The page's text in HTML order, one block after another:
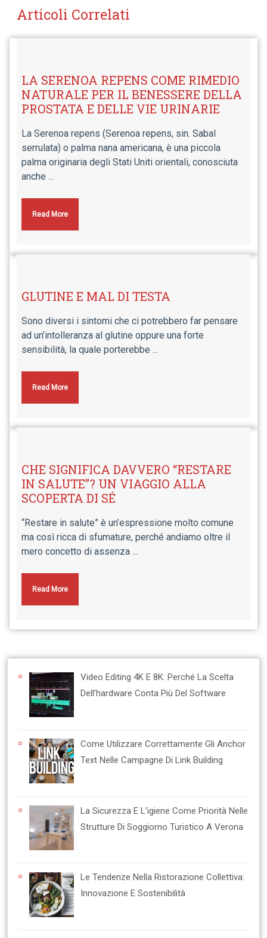
Articoli Correlati
LA SERENOA REPENS COME RIMEDIO
NATURALE PER IL BENESSERE DELLA
PROSTATA E DELLE VIE URINARIE
La Serenoa repens (Serenoa repens, sin. Sabal
serrulata) o palma nana americana, è una piccola
palma originaria degli Stati Uniti orientali, conosciuta
anche ...
Read More
GLUTINE E MAL DI TESTA
Sono diversi i sintomi che ci potrebbero far pensare
ad un’intolleranza al glutine oppure una forte
sensibilità, la quale porterebbe ...
Read More
CHE SIGNIFICA DAVVERO “RESTARE
IN SALUTE”? UN VIAGGIO ALLA
SCOPERTA DI SÉ
“Restare in salute” è un’espressione molto comune
ma così ricca di sfumature, perché andiamo oltre il
mero concetto di assenza ...
Read More
Video Editing 4K E 8K: Perché La Scelta
Dell’hardware Conta Più Del Software
Come Utilizzare Correttamente Gli Anchor
Text Nelle Campagne Di Link Building
La Sicurezza E L’igiene Come Priorità Nelle
Strutture Di Soggiorno Turistico A Verona
Le Tendenze Nella Ristorazione Collettiva:
Innovazione E Sostenibilità